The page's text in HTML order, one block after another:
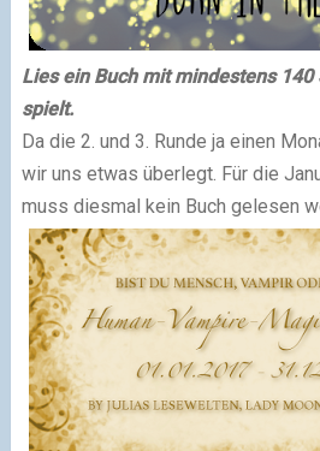
Lies ein Buch mit mindestens 140
spielt.
Da die 2. und 3. Runde ja einen
wir uns etwas überlegt. Für die
muss diesmal kein Buch gelesen